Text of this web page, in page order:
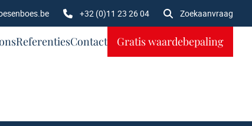
+32 (0)11 23 26 04 Zoekaanvraag
ReferentiesContact Gratis waardebepaling